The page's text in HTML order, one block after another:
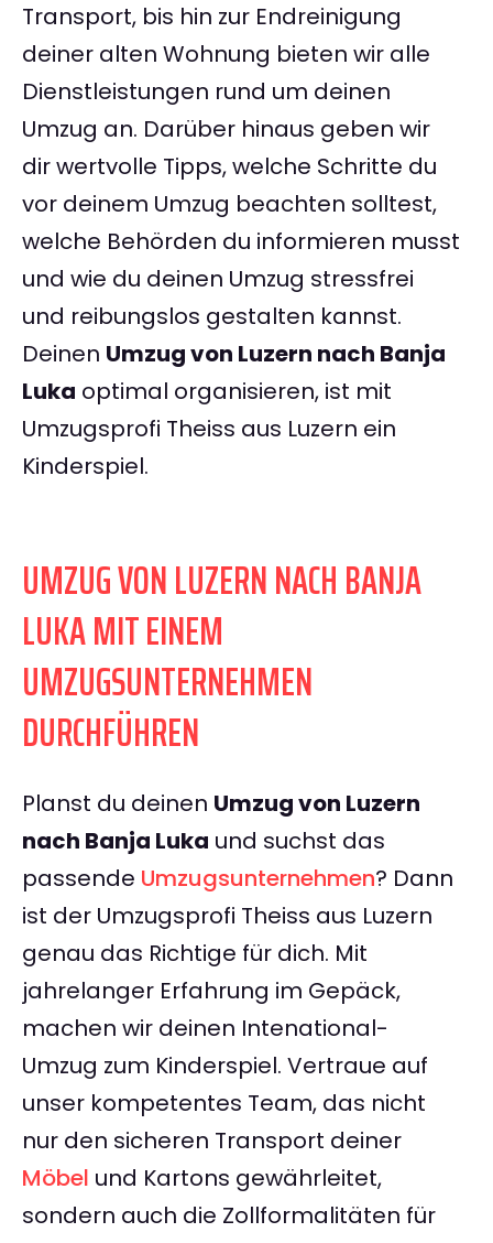
Transport, bis hin zur Endreinigung
deiner alten Wohnung bieten wir alle
Dienstleistungen rund um deinen
Umzug an. Darüber hinaus geben wir
dir wertvolle Tipps, welche Schritte du
vor deinem Umzug beachten solltest,
welche Behörden du informieren musst
und wie du deinen Umzug stressfrei
und reibungslos gestalten kannst.
Deinen Umzug von Luzern nach Banja
Luka optimal organisieren, ist mit
Umzugsprofi Theiss aus Luzern ein
Kinderspiel.
UMZUG VON LUZERN NACH BANJA
LUKA MIT EINEM
UMZUGSUNTERNEHMEN
DURCHFÜHREN
Planst du deinen Umzug von Luzern
nach Banja Luka und suchst das
passende Umzugsunternehmen? Dann
ist der Umzugsprofi Theiss aus Luzern
genau das Richtige für dich. Mit
jahrelanger Erfahrung im Gepäck,
machen wir deinen Intenational-
Umzug zum Kinderspiel. Vertraue auf
unser kompetentes Team, das nicht
nur den sicheren Transport deiner
Möbel und Kartons gewährleitet,
sondern auch die Zollformalitäten für